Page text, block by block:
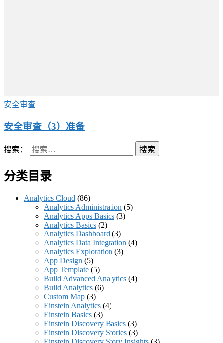
安全审查
安全审查（3）准备
搜索：
分类目录
Analytics Cloud (86)
Analytics Administration (5)
Analytics Apps Basics (3)
Analytics Basics (2)
Analytics Dashboard (3)
Analytics Data Integration (4)
Analytics Exploration (3)
App Design (5)
App Template (5)
Build Advanced Analytics (4)
Build Analytics (6)
Custom Map (3)
Einstein Analytics (4)
Einstein Basics (3)
Einstein Discovery Basics (3)
Einstein Discovery Stories (3)